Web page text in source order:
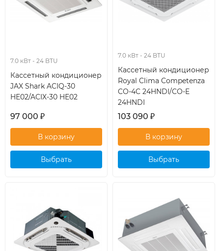
7.0 кВт - 24 BTU
Кассетный кондиционер
JAX Shark ACIQ-30
HE02/ACIX-30 HE02
97 000 ₽
Выбрать
7.0 кВт - 24 BTU
Кассетный кондиционер
Royal Clima Competenza
CO-4C 24HNDI/CO-E
24HNDI
103 090 ₽
Выбрать